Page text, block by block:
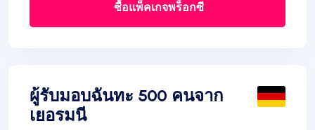
ซื้อแพ็คเกจพร็อกซี
ผู้รับมอบฉันทะ 500 คนจาก
เยอรมนี